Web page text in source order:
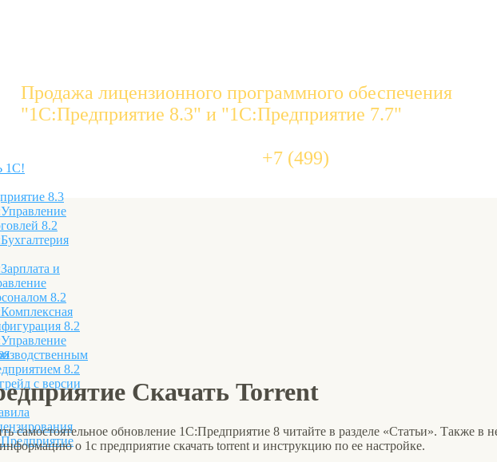
Продажа лицензионного программного обеспечения
"1C:Предприятие 8.3" и "1С:Предприятие 7.7"
+7 (499)
1С!
8.3
8.2
и
8.2
8.2
8.2
с версии
Скачать Torrent
самостоятельное обновление 1С:Предприятие 8 читайте в разделе «Статьи». Также в
о 1с предприятие скачать torrent и инструкцию по ее настройке.